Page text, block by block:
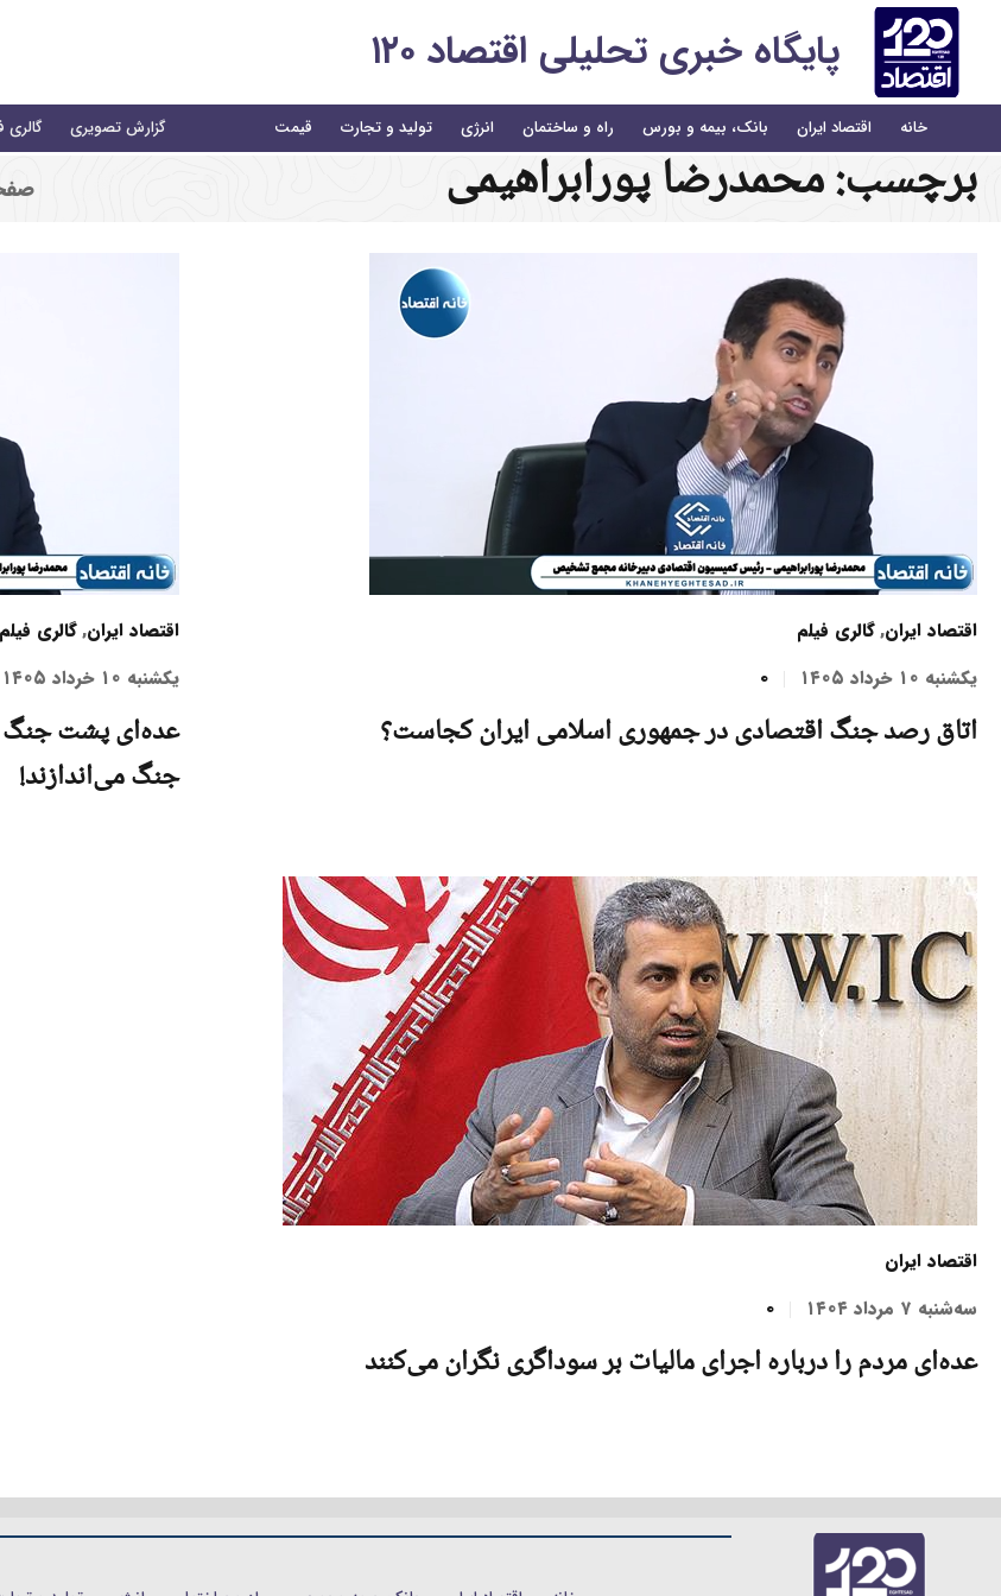
پایگاه خبری تحلیلی اقتصاد ۱۲۰
خانه اقتصاد ایران بانک، بیمه و بورس راه و ساختمان انرژی تولید و تجارت قیمت گزارش تصویری گالری
برچسب:محمدرضا پورابراهیمی
اقتصاد ایران,گالری فیلم
یکشنبه ۱۰ خرداد ۱۴۰۵
0
اتاق رصد جنگ اقتصادی در جمهوری اسلامی ایران کجاست؟
اقتصاد ایران,گالری فیلم
یکشنبه ۱۰ خرداد ۱۴۰۵
عده‌ای پشت جنگ
جنگ می‌اندازند!
اقتصاد ایران
سه‌شنبه ۷ مرداد ۱۴۰۴
0
عده‌ای مردم را درباره اجرای مالیات بر سوداگری نگران می‌کنند